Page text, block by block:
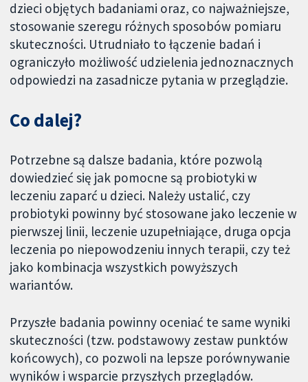
dzieci objętych badaniami oraz, co najważniejsze,
stosowanie szeregu różnych sposobów pomiaru
skuteczności. Utrudniało to łączenie badań i
ograniczyło możliwość udzielenia jednoznacznych
odpowiedzi na zasadnicze pytania w przeglądzie.
Co dalej?
Potrzebne są dalsze badania, które pozwolą
dowiedzieć się jak pomocne są probiotyki w
leczeniu zaparć u dzieci. Należy ustalić, czy
probiotyki powinny być stosowane jako leczenie w
pierwszej linii, leczenie uzupełniające, druga opcja
leczenia po niepowodzeniu innych terapii, czy też
jako kombinacja wszystkich powyższych
wariantów.
Przyszłe badania powinny oceniać te same wyniki
skuteczności (tzw. podstawowy zestaw punktów
końcowych), co pozwoli na lepsze porównywanie
wyników i wsparcie przyszłych przeglądów.